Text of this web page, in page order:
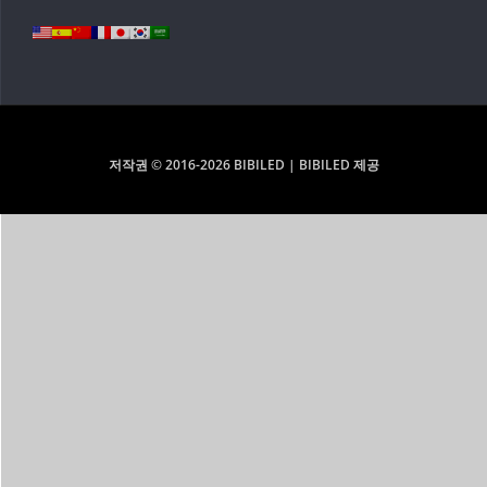
저작권 © 2016-2026 BIBILED | BIBILED 제공